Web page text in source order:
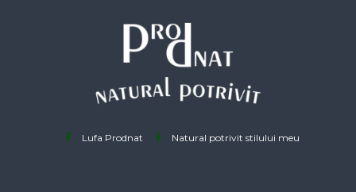
Lufa Prodnat Natural potrivit stilului meu